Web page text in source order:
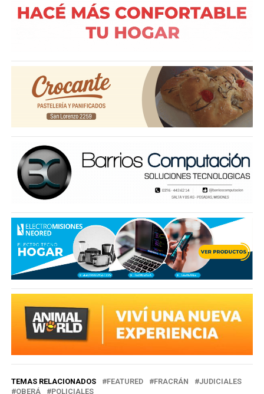
TEMAS RELACIONADOS FEATURED FRACRÁN
JUDICIALES
OBERÁ
POLICIALES